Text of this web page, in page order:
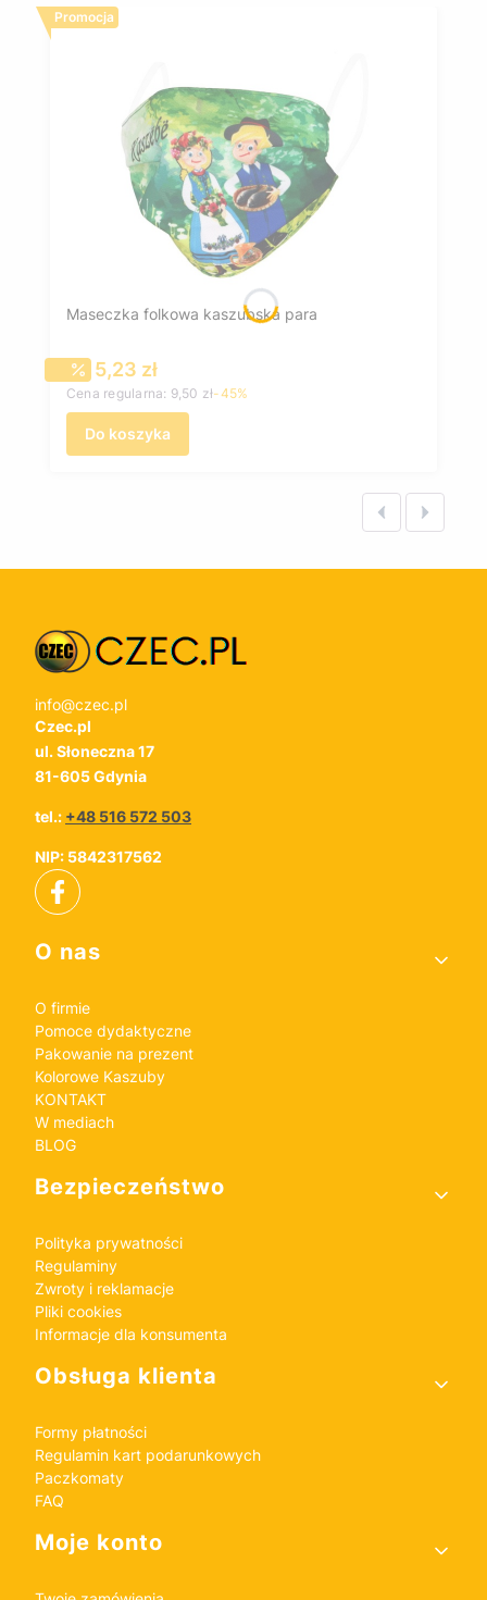
Promocja
Maseczka folkowa kaszubska para
Cena promocyjna
5,23 zł
Cena regularna: 9,50 zł-45%
Do koszyka
info@czec.pl
Czec.pl
ul. Słoneczna 17
81-605 Gdynia
tel.: +48 516 572 503
NIP: 5842317562
Linki w stopce
O nas
O firmie
Pomoce dydaktyczne
Pakowanie na prezent
Kolorowe Kaszuby
KONTAKT
W mediach
BLOG
Bezpieczeństwo
Polityka prywatności
Regulaminy
Zwroty i reklamacje
Pliki cookies
Informacje dla konsumenta
Obsługa klienta
Formy płatności
Regulamin kart podarunkowych
Paczkomaty
FAQ
Moje konto